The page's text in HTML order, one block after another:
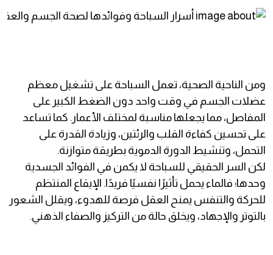
ومن الناحية الصحية، تعمل السباحة على تشغيل معظم
عضلات الجسم في وقت واحد دون الضغط الكبير على
المفاصل، مما يجعلها مناسبة لمختلف الأعمار. كما تساعد
على تحسين كفاءة القلب والرئتين، وزيادة القدرة على
التحمل، وتنشيط الدورة الدموية بطريقة متوازنة.
لكن السر الحقيقي للسباحة لا يكمن في الفوائد الجسدية
وحدها؛ فالماء يحمل تأثيرًا نفسيًا فريدًا. الإيقاع المنتظم
للحركة والتنفس يمنح العقل فرصة للهدوء، ويقلل الشعور
بالتوتر والإجهاد، ويخلق حالة من التركيز والصفاء الذهني.